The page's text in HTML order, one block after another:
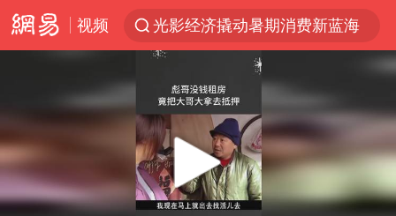
视频
光影经济撬动暑期消费新蓝海
新疆景区自驾服务费改为按车收费
多家A股公司收到美国关税退款
“不怕六爷挂得多 就怕六爷挂一颗”